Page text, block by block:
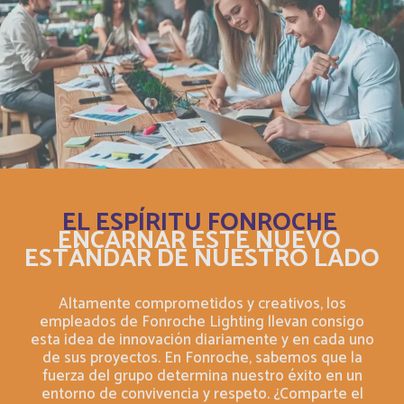
EL ESPÍRITU FONROCHE
ENCARNAR ESTE NUEVO
ESTÁNDAR DE NUESTRO LADO
Altamente comprometidos y creativos, los
empleados de Fonroche Lighting llevan consigo
esta idea de innovación diariamente y en cada uno
de sus proyectos. En Fonroche, sabemos que la
fuerza del grupo determina nuestro éxito en un
entorno de convivencia y respeto. ¿Comparte el
Bosnia and Herzegovina Inglés
Botswana Français
Botswana Inglés
British Indian Ocean Territory Inglés
Brunei Darussalam
Bulgaria Inglés
Burkina Faso Français
Burundi Français